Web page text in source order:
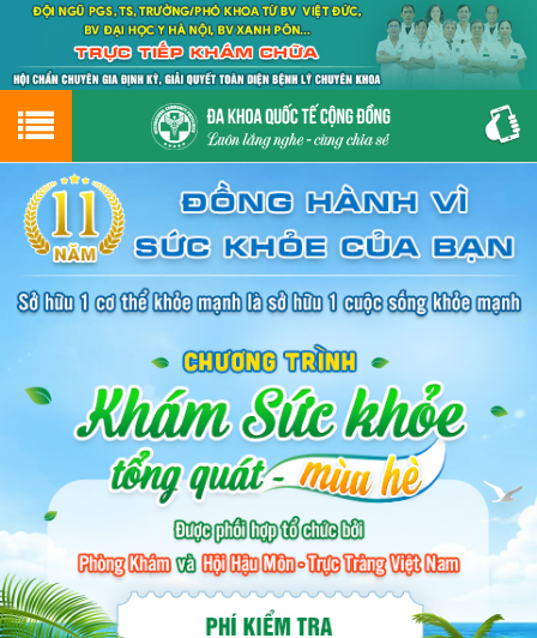
Hotline0243.9656.999tư vấn miễn phí
GIỚI THIỆU
GIỚI THIỆU VỀ PHÒNG KHÁM
CƠ SỞ VẬT CHẤT
ĐẶT HẸN LỊCH KHÁM
ĐƯỜNG TỚI PHÒNG KHÁM
PHỤ KHOA
BỆNH HẬU MÔN
BỆNH XÃ HỘI